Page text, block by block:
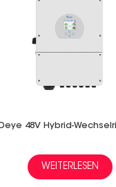
Deye 48V Hybrid-
WEITERLESEN